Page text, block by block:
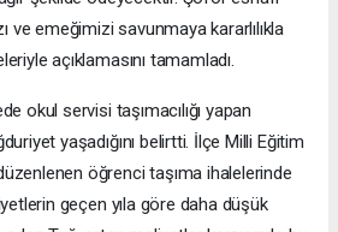
ve emeğimizi savunmaya kararlılıkla
açıklamasını tamamladı.
okul servisi taşımacılığı yapan
yaşadığını belirtti. İlçe Milli Eğitim
öğrenci taşıma ihalelerinde
geçen yıla göre daha düşük